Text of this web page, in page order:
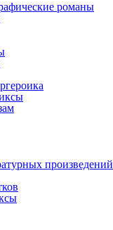
романы
произведений